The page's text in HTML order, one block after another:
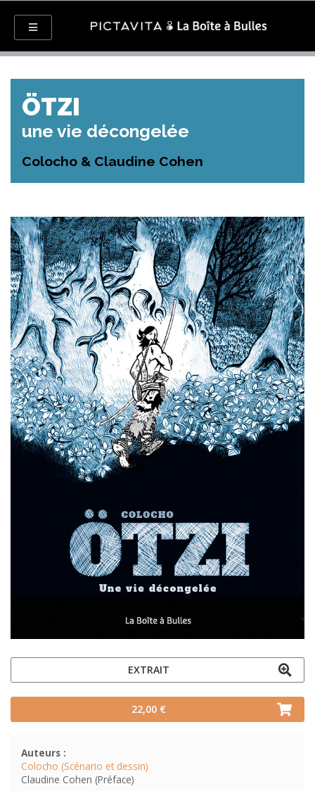
ÖTZI
une vie décongelée
Colocho & Claudine Cohen
EXTRAIT
22,00 €
Auteurs :
Colocho (Scénario et dessin)
Claudine Cohen (Préface)